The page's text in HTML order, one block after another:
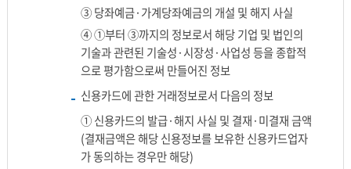
③ 당좌예금·가계당좌예금의 개설 및 해지 사실
④ ①부터 ③까지의 정보로서 해당 기업 및 법인의
기술과 관련된 기술성·시장성·사업성 등을 종합적
으로 평가함으로써 만들어진 정보
신용카드에 관한 거래정보로서 다음의 정보
① 신용카드의 발급·해지 사실 및 결재·미결재 금액
(결재금액은 해당 신용정보를 보유한 신용카드업자
가 동의하는 경우만 해당)